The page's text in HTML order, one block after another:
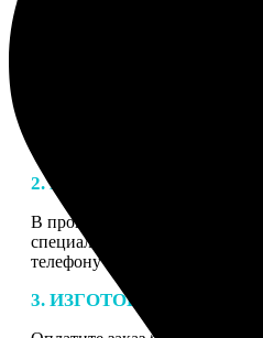
Нажмите «Сделать заказ»,
загрузите фотографии,
2. МАКЕТ
В процессе подготовки
специалисты могут
телефону или email для
3. ИЗГОТОВЛЕНИЕ